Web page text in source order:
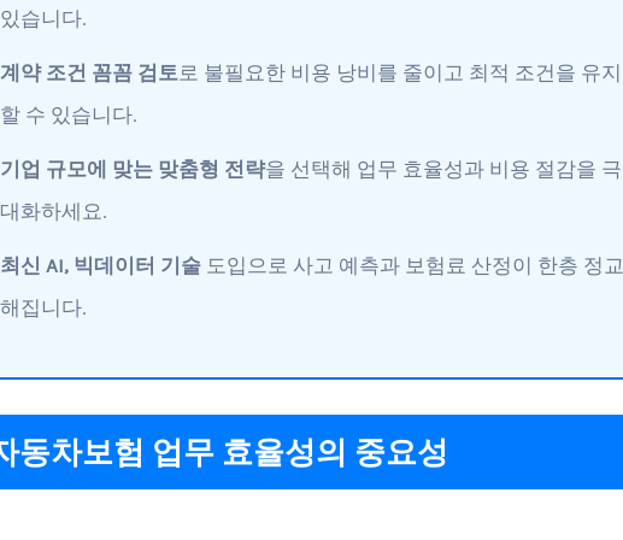
있습니다.
계약 조건 꼼꼼 검토 로 불필요한 비용 낭비를 줄이고 최적 조건을 유지
할 수 있습니다.
기업 규모에 맞는 맞춤형 전략을 선택해 업무 효율성과 비용 절감을 극
대화하세요.
최신 AI, 빅데이터 기술도입으로 사고 예측과 보험료 산정이 한층 정교
해집니다.
동차보험 업무 효율성의 중요성